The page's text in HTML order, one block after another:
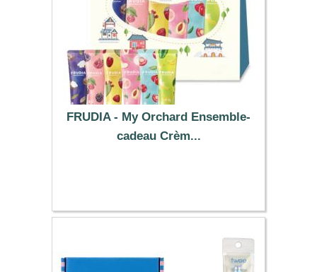
FRUDIA - My Orchard Ensemble-
cadeau Crèm...